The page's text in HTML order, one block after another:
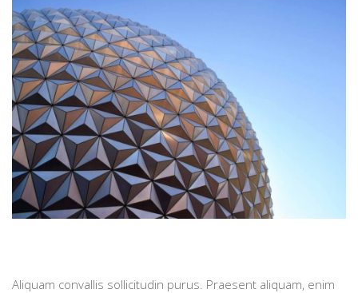
Aliquam convallis sollicitudin purus. Praesent aliquam, enim